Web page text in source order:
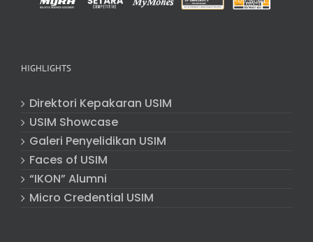
HIGHLIGHTS
Direktori Kepakaran USIM
USIM Showcase
Galeri Penyelidikan USIM
Faces of USIM
“IKON” Alumni
Micro Credential USIM